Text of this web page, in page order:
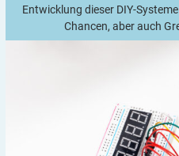
Entwicklung dieser DIY-
Chancen, aber auch